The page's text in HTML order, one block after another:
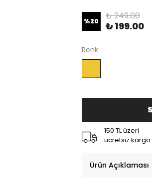
%20 ₺ 249.00
₺ 199.00
Renk
150 TL üzeri
ücretsiz kargo
Ürün Açıklaması